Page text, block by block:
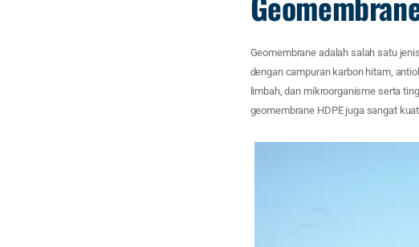
Geomembrane adalah salah satu
dengan campuran karbon hitam,
limbah, dan mikroorganisme serta
geomembrane HDPE juga sangat